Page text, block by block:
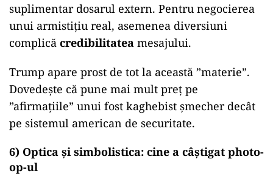
suplimentar dosarul extern. Pentru negocierea
unui armistițiu real, asemenea diversiuni
complică credibilitatea mesajului.
Trump apare prost de tot la această ”materie”.
Dovedește că pune mai mult preț pe
”afirmațiile” unui fost kaghebist șmecher decât
pe sistemul american de securitate.
6) Optica și simbolistica: cine a câștigat photo-
op-ul